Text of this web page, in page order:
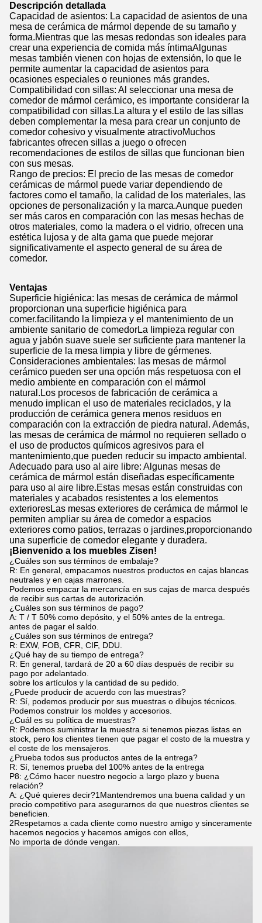
Descripción detallada
Capacidad de asientos: La capacidad de asientos de una
mesa de cerámica de mármol depende de su tamaño y
forma.Mientras que las mesas redondas son ideales para
crear una experiencia de comida más íntimaAlgunas
mesas también vienen con hojas de extensión, lo que le
permite aumentar la capacidad de asientos para
ocasiones especiales o reuniones más grandes.
Compatibilidad con sillas: Al seleccionar una mesa de
comedor de mármol cerámico, es importante considerar la
compatibilidad con sillas.La altura y el estilo de las sillas
deben complementar la mesa para crear un conjunto de
comedor cohesivo y visualmente atractivoMuchos
fabricantes ofrecen sillas a juego o ofrecen
recomendaciones de estilos de sillas que funcionan bien
con sus mesas.
Rango de precios: El precio de las mesas de comedor
cerámicas de mármol puede variar dependiendo de
factores como el tamaño, la calidad de los materiales, las
opciones de personalización y la marca.Aunque pueden
ser más caros en comparación con las mesas hechas de
otros materiales, como la madera o el vidrio, ofrecen una
estética lujosa y de alta gama que puede mejorar
significativamente el aspecto general de su área de
comedor.
Ventajas
Superficie higiénica: las mesas de cerámica de mármol
proporcionan una superficie higiénica para
comer.facilitando la limpieza y el mantenimiento de un
ambiente sanitario de comedorLa limpieza regular con
agua y jabón suave suele ser suficiente para mantener la
superficie de la mesa limpia y libre de gérmenes.
Consideraciones ambientales: las mesas de mármol
cerámico pueden ser una opción más respetuosa con el
medio ambiente en comparación con el mármol
natural.Los procesos de fabricación de cerámica a
menudo implican el uso de materiales reciclados, y la
producción de cerámica genera menos residuos en
comparación con la extracción de piedra natural. Además,
las mesas de cerámica de mármol no requieren sellado o
el uso de productos químicos agresivos para el
mantenimiento,que pueden reducir su impacto ambiental.
Adecuado para uso al aire libre: Algunas mesas de
cerámica de mármol están diseñadas específicamente
para uso al aire libre.Estas mesas están construidas con
materiales y acabados resistentes a los elementos
exterioresLas mesas exteriores de cerámica de mármol le
permiten ampliar su área de comedor a espacios
exteriores como patios, terrazas o jardines,proporcionando
una superficie de comedor elegante y duradera.
¡Bienvenido a los muebles Zisen!
¿Cuáles son sus términos de embalaje?
R: En general, empacamos nuestros productos en cajas blancas
neutrales y en cajas marrones.
Podemos empacar la mercancía en sus cajas de marca después
de recibir sus cartas de autorización.
¿Cuáles son sus términos de pago?
A: T / T 50% como depósito, y el 50% antes de la entrega.
antes de pagar el saldo.
¿Cuáles son sus términos de entrega?
R: EXW, FOB, CFR, CIF, DDU.
¿Qué hay de su tiempo de entrega?
R: En general, tardará de 20 a 60 días después de recibir su
pago por adelantado.
sobre los artículos y la cantidad de su pedido.
¿Puede producir de acuerdo con las muestras?
R: Sí, podemos producir por sus muestras o dibujos técnicos.
Podemos construir los moldes y accesorios.
¿Cuál es su política de muestras?
R: Podemos suministrar la muestra si tenemos piezas listas en
stock, pero los clientes tienen que pagar el costo de la muestra y
el coste de los mensajeros.
¿Prueba todos sus productos antes de la entrega?
R: Sí, tenemos prueba del 100% antes de la entrega
P8: ¿Cómo hacer nuestro negocio a largo plazo y buena
relación?
A: ¿Qué quieres decir?1Mantendremos una buena calidad y un
precio competitivo para asegurarnos de que nuestros clientes se
beneficien.
2Respetamos a cada cliente como nuestro amigo y sinceramente
hacemos negocios y hacemos amigos con ellos,
No importa de dónde vengan.